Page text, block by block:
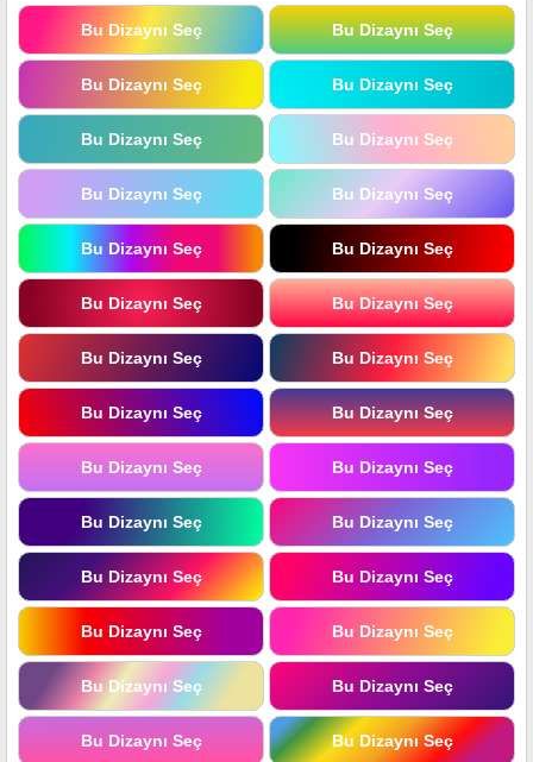
Bu Dizaynı Seç Bu Dizaynı Seç
Bu Dizaynı Seç Bu Dizaynı Seç
Bu Dizaynı Seç Bu Dizaynı Seç
Bu Dizaynı Seç Bu Dizaynı Seç
Bu Dizaynı Seç Bu Dizaynı Seç
Bu Dizaynı Seç Bu Dizaynı Seç
Bu Dizaynı Seç Bu Dizaynı Seç
Bu Dizaynı Seç Bu Dizaynı Seç
Bu Dizaynı Seç Bu Dizaynı Seç
Bu Dizaynı Seç Bu Dizaynı Seç
Bu Dizaynı Seç Bu Dizaynı Seç
Bu Dizaynı Seç Bu Dizaynı Seç
Bu Dizaynı Seç Bu Dizaynı Seç
Bu Dizaynı Seç Bu Dizaynı Seç